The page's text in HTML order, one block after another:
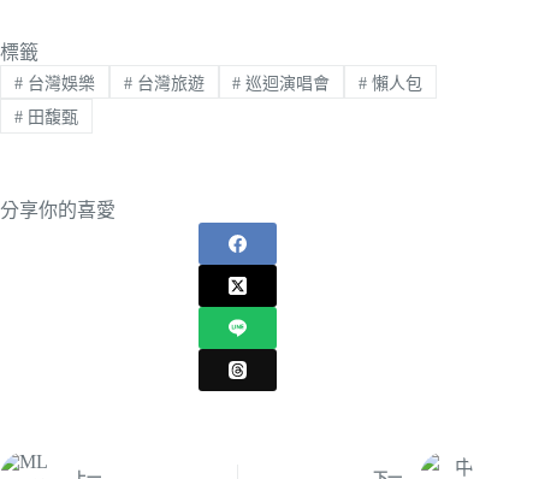
標籤
#台灣娛樂 #台灣旅遊 # 巡迴演唱會 # 懶人包
#田馥甄
分享你的喜愛